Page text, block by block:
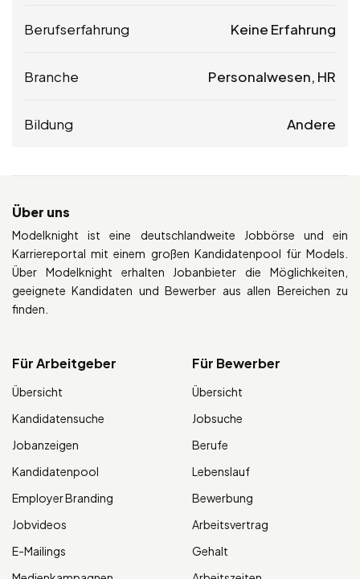
Berufserfahrung Keine Erfahrung
Branche Personalwesen, HR
Bildung Andere
Über uns
Modelknight ist eine deutschlandweite Jobbörse und ein
Karriereportal mit einem großen Kandidatenpool für Models.
Über Modelknight erhalten Jobanbieter die Möglichkeiten,
geeignete Kandidaten und Bewerber aus allen Bereichen zu
finden.
Für Arbeitgeber
Übersicht
Kandidatensuche
Jobanzeigen
Kandidatenpool
Employer Branding
Jobvideos
E-Mailings
Für Bewerber
Übersicht
Jobsuche
Berufe
Lebenslauf
Bewerbung
Arbeitsvertrag
Gehalt